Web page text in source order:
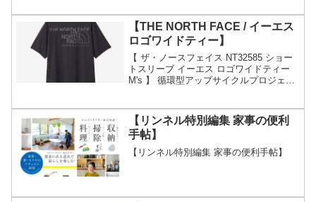
【THE NORTH FACE / イーエス
ロゴワイドティー】
【 ザ・ノースフェイス NT32585 ショー
トスリーブ イーエス ロゴワイドティー
M's 】 循環型アップサイクルプロジェク
別) (2026/5/2...
【リンネル特別編集 家事の便利
手帖】
【リンネル特別編集 家事の便利手帖】